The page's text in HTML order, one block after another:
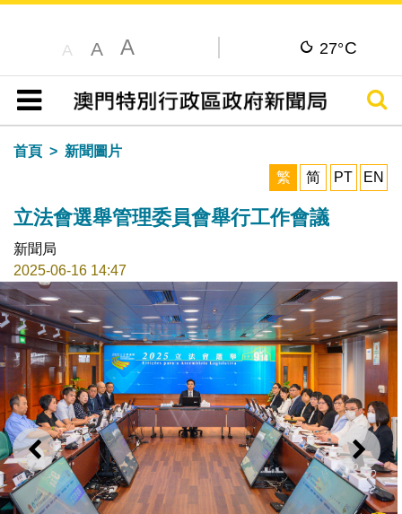
A A A 27°C
目錄
搜尋
首頁
新聞圖片
繁
简 PT EN
立法會選舉管理委員會舉行工作會議
新聞局
2025-06-16 14:47
上一則 下一